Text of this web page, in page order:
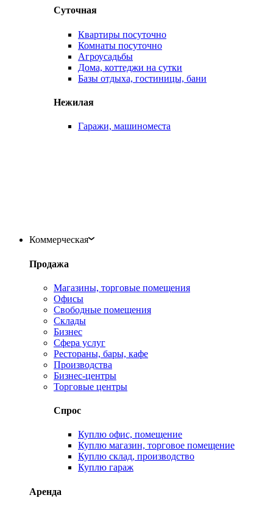
Суточная
Квартиры посуточно
Комнаты посуточно
Агроусадьбы
Дома, коттеджи на сутки
Базы отдыха, гостиницы, бани
Нежилая
Гаражи, машиноместа
Коммерческая
Продажа
Магазины, торговые помещения
Офисы
Свободные помещения
Склады
Бизнес
Сфера услуг
Рестораны, бары, кафе
Производства
Бизнес-центры
Торговые центры
Спрос
Куплю офис, помещение
Куплю магазин, торговое помещение
Куплю склад, производство
Куплю гараж
Аренда